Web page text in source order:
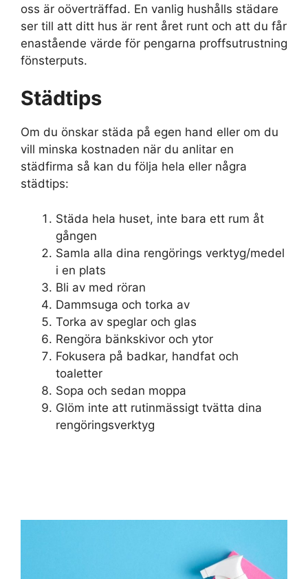
oss är oöverträffad. En vanlig hushålls städare
ser till att ditt hus är rent året runt och att du får
enastående värde för pengarna proffsutrustning
fönsterputs.
Städtips
Om du önskar städa på egen hand eller om du
vill minska kostnaden när du anlitar en
städfirma så kan du följa hela eller några
städtips:
Städa hela huset, inte bara ett rum åt
gången
Samla alla dina rengörings verktyg/medel
i en plats
Bli av med röran
Dammsuga och torka av
Torka av speglar och glas
Rengöra bänkskivor och ytor
Fokusera på badkar, handfat och
toaletter
Sopa och sedan moppa
Glöm inte att rutinmässigt tvätta dina
rengöringsverktyg